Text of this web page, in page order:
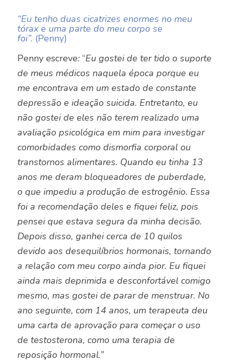
“Eu tenho duas cicatrizes enormes no meu
tórax e uma parte do meu corpo se
foi”. (Penny)
Penny escreve:“Eu gostei de ter tido o suporte
de meus médicos naquela época porque eu
me encontrava em um estado de constante
depressão e ideação suicida. Entretanto, eu
não gostei de eles não terem realizado uma
avaliação psicológica em mim para investigar
comorbidades como dismorfia corporal ou
transtornos alimentares. Quando eu tinha 13
anos me deram bloqueadores de puberdade,
o que impediu a produção de estrogênio. Essa
foi a recomendação deles e fiquei feliz, pois
pensei que estava segura da minha decisão.
Depois disso, ganhei cerca de 10 quilos
devido aos desequilíbrios hormonais, tornando
a relação com meu corpo ainda pior. Eu fiquei
ainda mais deprimida e desconfortável comigo
mesmo, mas gostei de parar de menstruar. No
ano seguinte, com 14 anos, um terapeuta deu
uma carta de aprovação para começar o uso
de testosterona, como uma terapia de
reposição hormonal.”